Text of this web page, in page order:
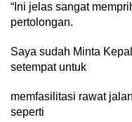
“Ini jelas sangat
pertolongan.
Saya sudah Minta
setempat untuk
memfasilitasi rawat
seperti